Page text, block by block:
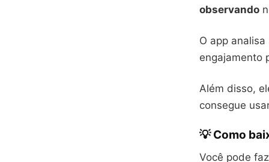
observando
O app
engajamento
Além disso,
consegue
💡 Como
Você pode